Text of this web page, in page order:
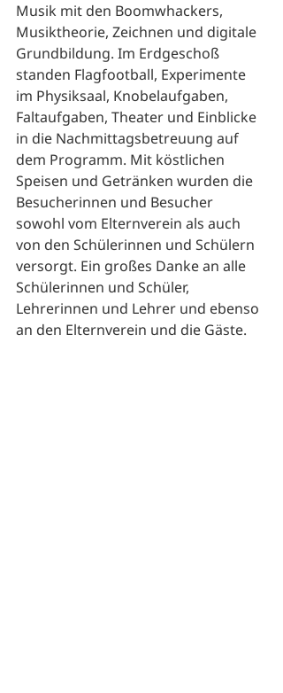
Musik mit den Boomwhackers,
Musiktheorie, Zeichnen und digitale
Grundbildung. Im Erdgeschoß
standen Flagfootball, Experimente
im Physiksaal, Knobelaufgaben,
Faltaufgaben, Theater und Einblicke
in die Nachmittagsbetreuung auf
dem Programm. Mit köstlichen
Speisen und Getränken wurden die
Besucherinnen und Besucher
sowohl vom Elternverein als auch
von den Schülerinnen und Schülern
versorgt. Ein großes Danke an alle
Schülerinnen und Schüler,
Lehrerinnen und Lehrer und ebenso
an den Elternverein und die Gäste.